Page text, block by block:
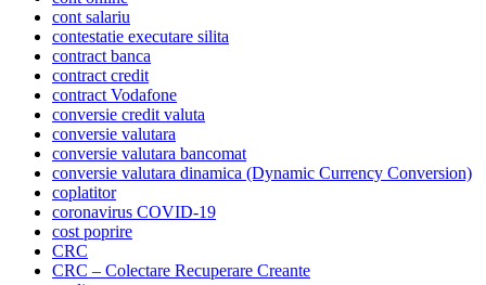
cont salariu
contestatie executare silita
contract banca
contract credit
contract Vodafone
conversie credit valuta
conversie valutara
conversie valutara bancomat
conversie valutara dinamica (Dynamic Currency Conversion)
coplatitor
coronavirus COVID-19
cost poprire
CRC
CRC – Colectare Recuperare Creante